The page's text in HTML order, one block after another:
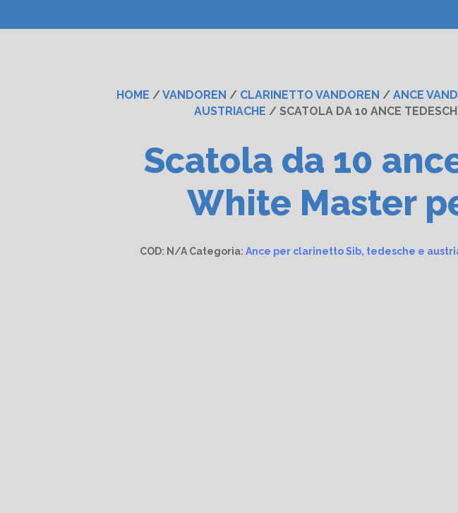
HOME /VANDOREN / CLARINETTO VANDOREN / ANCE
AUSTRIACHE / SCATOLA DA 10 ANCE
Scatola da 10
White Master
COD: N/A Categoria: Ance per clarinetto Sib, tedesche e